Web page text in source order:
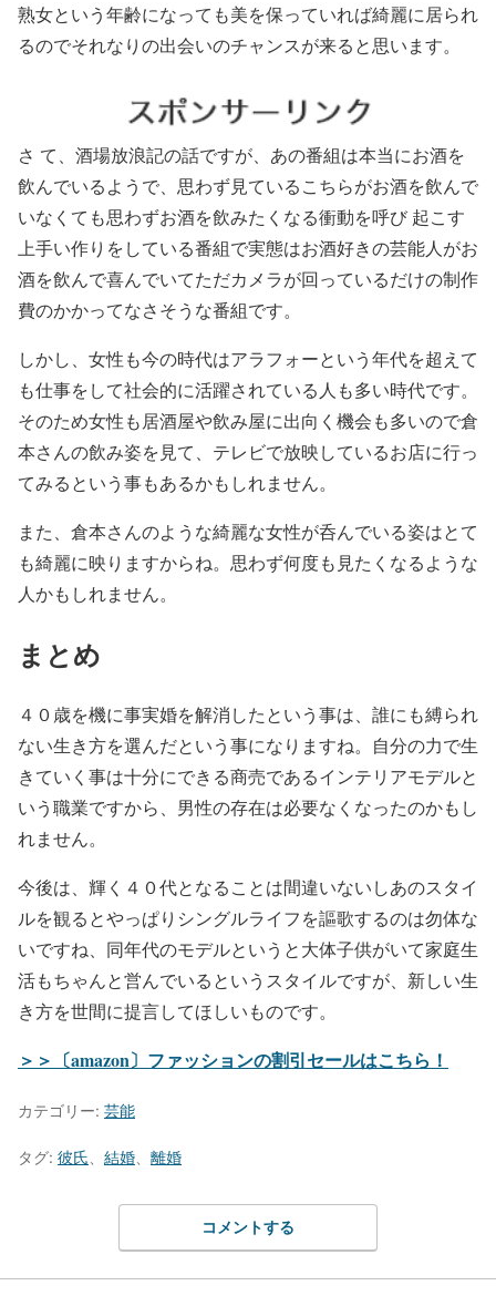
熟女という年齢になっても美を保っていれば綺麗に居られ
るのでそれなりの出会いのチャンスが来ると思います。
さ て、酒場放浪記の話ですが、あの番組は本当にお酒を
飲んでいるようで、思わず見ているこちらがお酒を飲んで
いなくても思わずお酒を飲みたくなる衝動を呼び 起こす
上手い作りをしている番組で実態はお酒好きの芸能人がお
酒を飲んで喜んでいてただカメラが回っているだけの制作
費のかかってなさそうな番組です。
しかし、女性も今の時代はアラフォーという年代を超えて
も仕事をして社会的に活躍されている人も多い時代です。
そのため女性も居酒屋や飲み屋に出向く機会も多いので倉
本さんの飲み姿を見て、テレビで放映しているお店に行っ
てみるという事もあるかもしれません。
また、倉本さんのような綺麗な女性が呑んでいる姿はとて
も綺麗に映りますからね。思わず何度も見たくなるような
人かもしれません。
まとめ
４０歳を機に事実婚を解消したという事は、誰にも縛られ
ない生き方を選んだという事になりますね。自分の力で生
きていく事は十分にできる商売であるインテリアモデルと
いう職業ですから、男性の存在は必要なくなったのかもし
れません。
今後は、輝く４０代となることは間違いないしあのスタイ
ルを観るとやっぱりシングルライフを謳歌するのは勿体な
いですね、同年代のモデルというと大体子供がいて家庭生
活もちゃんと営んでいるというスタイルですが、新しい生
き方を世間に提言してほしいものです。
＞＞〔amazon〕ファッションの割引セールはこちら！
カテゴリー: 芸能
タグ: 彼氏、 結婚、 離婚
コメントする